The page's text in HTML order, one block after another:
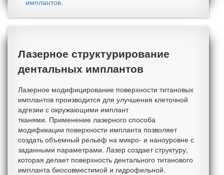
Лазерное структурирование
дентальных имплантов
Лазерное модифицирование поверхности титановых
имплантов производится для улучшения клеточной
адгезии с окружающими имплант
тканями. Применение лазерного способа
модификации поверхности импланта позволяет
создать объемный рельеф на микро- и наноуровне с
заданными параметрами. Лазер создает структуру,
которая делает поверхность дентального титанового
импланта биосовместимой и гидрофильной.